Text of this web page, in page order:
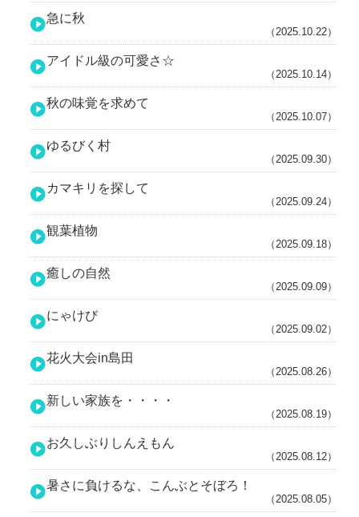
急に秋
（2025.10.22）
アイドル級の可愛さ☆
（2025.10.14）
秋の味覚を求めて
（2025.10.07）
ゆるびく村
（2025.09.30）
カマキリを探して
（2025.09.24）
観葉植物
（2025.09.18）
癒しの自然
（2025.09.09）
にゃけび
（2025.09.02）
花火大会in島田
（2025.08.26）
新しい家族を・・・・
（2025.08.19）
お久しぶりしんえもん
（2025.08.12）
暑さに負けるな、こんぶとそぼろ！
（2025.08.05）